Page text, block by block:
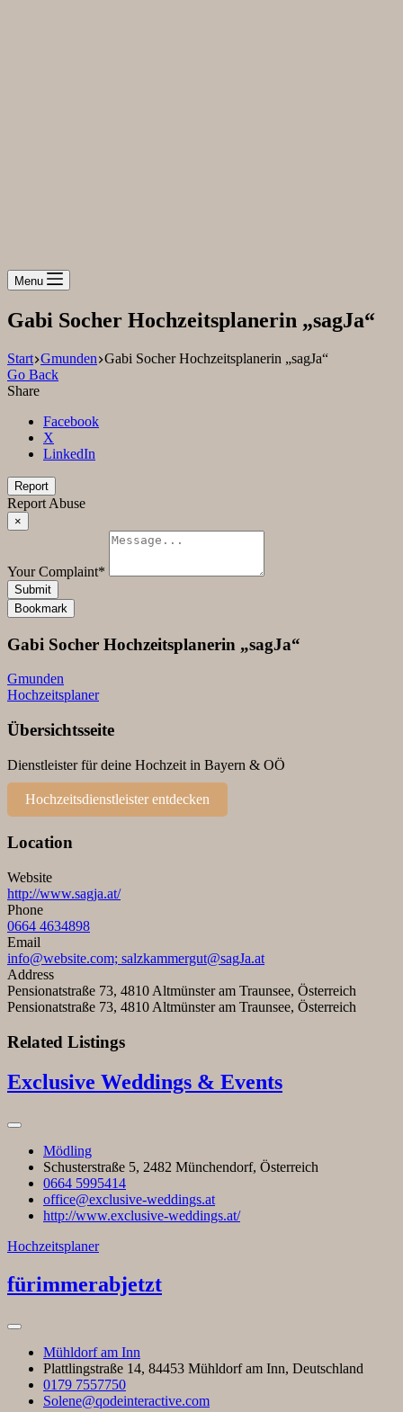
Menu
Gabi Socher Hochzeitsplanerin „sagJa“
Start Gmunden Gabi Socher Hochzeitsplanerin „sagJa“
Go Back
Share
Facebook
X
LinkedIn
Report
Report Abuse
×
Your Complaint*
Submit
Bookmark
Gabi Socher Hochzeitsplanerin „sagJa“
Gmunden
Hochzeitsplaner
Übersichtsseite
Dienstleister für deine Hochzeit in Bayern & OÖ
Hochzeitsdienstleister entdecken
Location
Website
http://www.sagja.at/
Phone
0664 4634898
Email
info@website.com; salzkammergut@sagJa.at
Address
Pensionatstraße 73, 4810 Altmünster am Traunsee, Österreich
Pensionatstraße 73, 4810 Altmünster am Traunsee, Österreich
Related Listings
Exclusive Weddings & Events
Mödling
Schusterstraße 5, 2482 Münchendorf, Österreich
0664 5995414
office@exclusive-weddings.at
http://www.exclusive-weddings.at/
Hochzeitsplaner
fürimmerabjetzt
Mühldorf am Inn
Plattlingstraße 14, 84453 Mühldorf am Inn, Deutschland
0179 7557750
Solene@qodeinteractive.com